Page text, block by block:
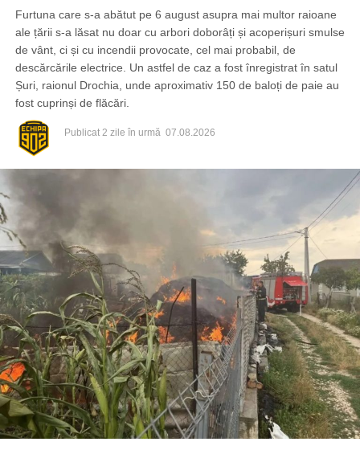
Furtuna care s-a abătut pe 6 august asupra mai multor raioane
ale țării s-a lăsat nu doar cu arbori doborâți și acoperișuri smulse
de vânt, ci și cu incendii provocate, cel mai probabil, de
descărcările electrice. Un astfel de caz a fost înregistrat în satul
Șuri, raionul Drochia, unde aproximativ 150 de baloți de paie au
fost cuprinși de flăcări.
Publicat 2 zile în urmă 07.08.2026